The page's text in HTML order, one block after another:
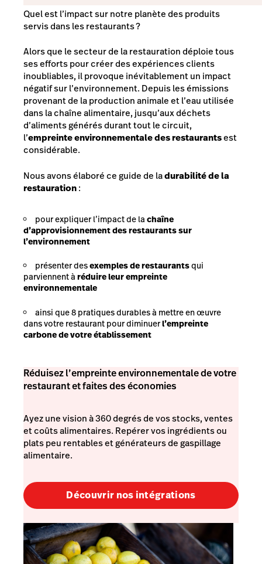
Quel est l’impact sur notre planète des produits
servis dans les restaurants ?
Alors que le secteur de la restauration déploie tous
ses efforts pour créer des expériences clients
inoubliables, il provoque inévitablement un impact
négatif sur l’environnement. Depuis les émissions
provenant de la production animale et l’eau utilisée
dans la chaîne alimentaire, jusqu’aux déchets
d’aliments générés durant tout le circuit,
l’empreinte environnementale des restaurantsest
considérable.
Nous avons élaboré ce guide de ladurabilité de la
restauration:
pour expliquer l’impact de la chaîne
d’approvisionnement des restaurants sur
l’environnement
présenter desexemples de restaurantsqui
parviennent à réduire leur empreinte
environnementale
ainsi que 8 pratiques durables à mettre en œuvre
dans votre restaurant pour diminuerl’empreinte
carbone de votre établissement
Réduisez l’empreinte environnementale de votre
restaurant et faites des économies
Ayez une vision à 360 degrés de vos stocks, ventes
et coûts alimentaires. Repérer vos ingrédients ou
plats peu rentables et générateurs de gaspillage
alimentaire.
Découvrir nos intégrations